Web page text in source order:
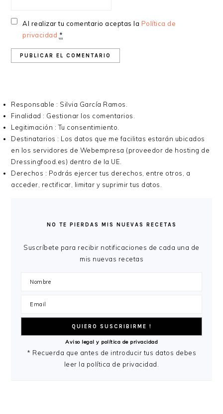
Al realizar tu comentario aceptas la Política de
privacidad *
Responsable : Silvia García Ramos.
Finalidad : Gestionar los comentarios.
Legitimación : Tu consentimiento.
Destinatarios : Los datos que me facilitas estarán ubicados
en los servidores de Webempresa (proveedor de hosting de
Dressingfood.es) dentro de la UE.
Derechos : Podrás ejercer tus derechos, entre otros, a
acceder, rectificar, limitar y suprimir tus datos.
PRINCIPALNO TE PIERDAS MIS NUEVAS RECETAS
Suscríbete para recibir notificaciones de cada una de
mis nuevas recetas
Aviso legal y política de privacidad
* Recuerda que antes de introducir tus datos debes
leer la política de privacidad.